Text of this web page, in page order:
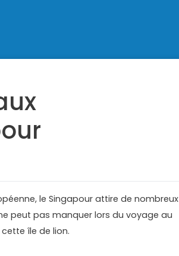
le Singapour attire de nombreux
peut pas manquer lors du voyage au
île de lion.